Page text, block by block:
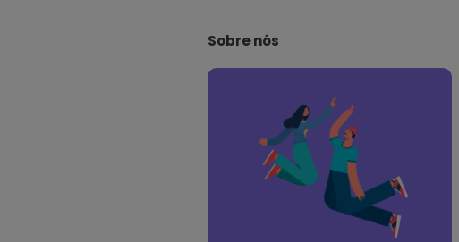
o
t
Sobre nós